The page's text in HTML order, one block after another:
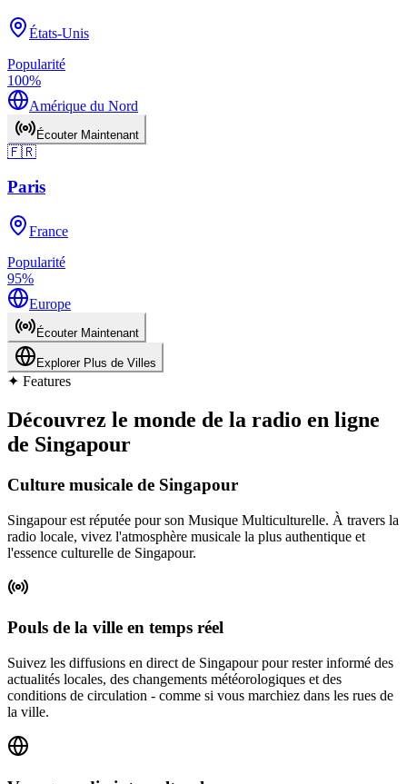
États-Unis
Popularité
100%
Amérique du Nord
Écouter Maintenant
🇫🇷
Paris
France
Popularité
95%
Europe
Écouter Maintenant
Explorer Plus de Villes
✦ Features
Découvrez le monde de la radio en ligne
de Singapour
Culture musicale de Singapour
Singapour est réputée pour son Musique Multiculturelle. À travers la
radio locale, vivez l'atmosphère musicale la plus authentique et
l'essence culturelle de Singapour.
Pouls de la ville en temps réel
Suivez les diffusions en direct de Singapour pour rester informé des
actualités locales, des changements météorologiques et des
conditions de circulation - comme si vous marchiez dans les rues de
la ville.